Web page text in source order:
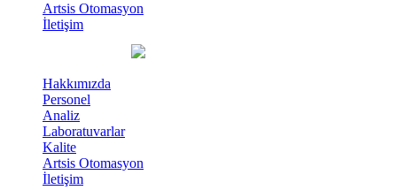
Artsis Otomasyon
İletişim
Hakkımızda
Personel
Analiz
Laboratuvarlar
Kalite
Artsis Otomasyon
İletişim